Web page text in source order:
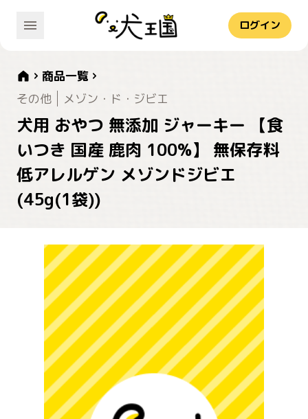
ログイン
商品一覧
その他
メゾン・ド・ジビエ
犬用 おやつ 無添加 ジャーキー 【食
いつき 国産 鹿肉 100%】 無保存料
低アレルゲン メゾンドジビエ
(45g(1袋))